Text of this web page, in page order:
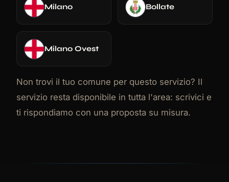
Milano Bollate
Milano Ovest
Non trovi il tuo comune per questo servizio? Il
servizio resta disponibile in tutta l'area: scrivici e
ti rispondiamo con una proposta su misura.